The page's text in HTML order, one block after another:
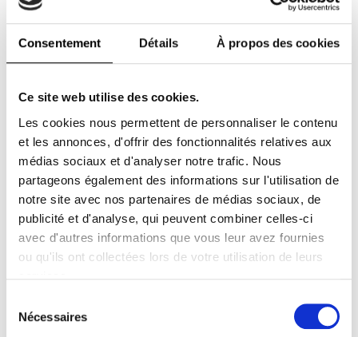
Consentement Détails À propos des cookies
Ce site web utilise des cookies.
Les cookies nous permettent de personnaliser le contenu
et les annonces, d'offrir des fonctionnalités relatives aux
médias sociaux et d'analyser notre trafic. Nous
partageons également des informations sur l'utilisation de
notre site avec nos partenaires de médias sociaux, de
publicité et d'analyse, qui peuvent combiner celles-ci
avec d'autres informations que vous leur avez fournies
ou qu'ils ont collectées lors de votre utilisation de leurs
consentement
Nécessaires
À partir de5.99€ttc
Numéro Art
et/ou digital
JE M'ABONNE !
Numéro et
Numéro Homme
Abonnement papier
et/ou digital
JE M'ABONNE !